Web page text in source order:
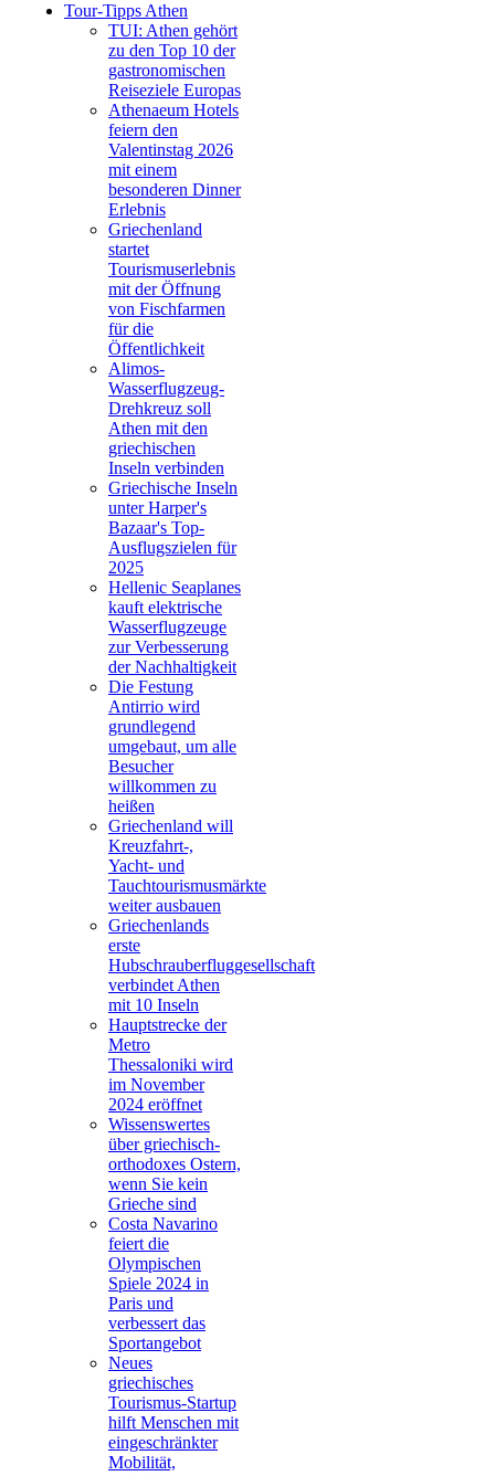
Tour-Tipps Athen
TUI: Athen gehört
zu den Top 10 der
gastronomischen
Reiseziele Europas
Athenaeum Hotels
feiern den
Valentinstag 2026
mit einem
besonderen Dinner
Erlebnis
Griechenland
startet
Tourismuserlebnis
mit der Öffnung
von Fischfarmen
für die
Öffentlichkeit
Alimos-
Wasserflugzeug-
Drehkreuz soll
Athen mit den
griechischen
Inseln verbinden
Griechische Inseln
unter Harper's
Bazaar's Top-
Ausflugszielen für
2025
Hellenic Seaplanes
kauft elektrische
Wasserflugzeuge
zur Verbesserung
der Nachhaltigkeit
Die Festung
Antirrio wird
grundlegend
umgebaut, um alle
Besucher
willkommen zu
heißen
Griechenland will
Kreuzfahrt-,
Yacht- und
Tauchtourismusmärkte
weiter ausbauen
Griechenlands
erste
Hubschrauberfluggesellschaft
verbindet Athen
mit 10 Inseln
Hauptstrecke der
Metro
Thessaloniki wird
im November
2024 eröffnet
Wissenswertes
über griechisch-
orthodoxes Ostern,
wenn Sie kein
Grieche sind
Costa Navarino
feiert die
Olympischen
Spiele 2024 in
Paris und
verbessert das
Sportangebot
Neues
griechisches
Tourismus-Startup
hilft Menschen mit
eingeschränkter
Mobilität,